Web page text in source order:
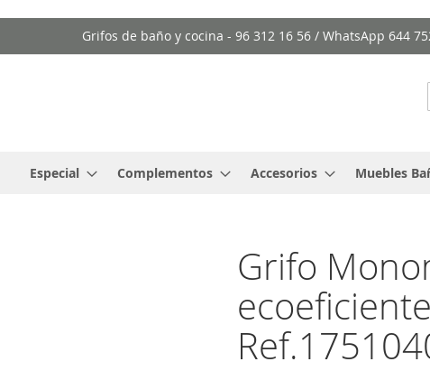
Grifos de baño y cocina - 96 312 16 56 / WhatsApp 644
Especial Complementos Accesorios Muebles
Grifo